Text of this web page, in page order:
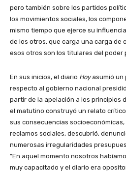
pero también sobre los partidos
los movimientos sociales, los
mismo tiempo que ejerce su
de los otros, que carga una carga de
esos otros son los titulares del poder
En sus inicios, el diario Hoyasumió un
respecto al gobierno nacional
partir de la apelación a los principios
el matutino construyó un relato
sus consecuencias
reclamos sociales, descubrió,
numerosas irregularidades
“En aquel momento nosotros
muy capacitado y el diario era